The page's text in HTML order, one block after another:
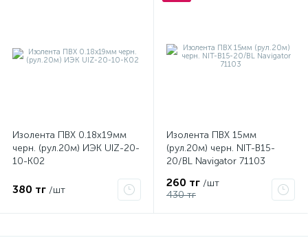
Изолента ПВХ 0.18х19мм
черн. (рул.20м) ИЭК UIZ-20-
10-K02
380 тг /шт
Изолента ПВХ 15мм
(рул.20м) черн. NIT-B15-
20/BL Navigator 71103
260 тг /шт
430 тг